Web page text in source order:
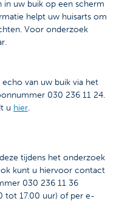
in uw buik op een scherm
helpt uw huisarts om
Voor onderzoek
van uw buik via het
030 236 11 24.
u hier.
tijdens het onderzoek
kunt u hiervoor contact
030 236 11 36
tot 17.00 uur) of per e-